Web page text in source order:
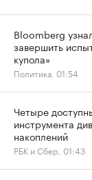
Bloomberg
завершить
купола»
Политика, 01:54
Четыре
инструмента
накоплений
РБК и Сбер, 01:43